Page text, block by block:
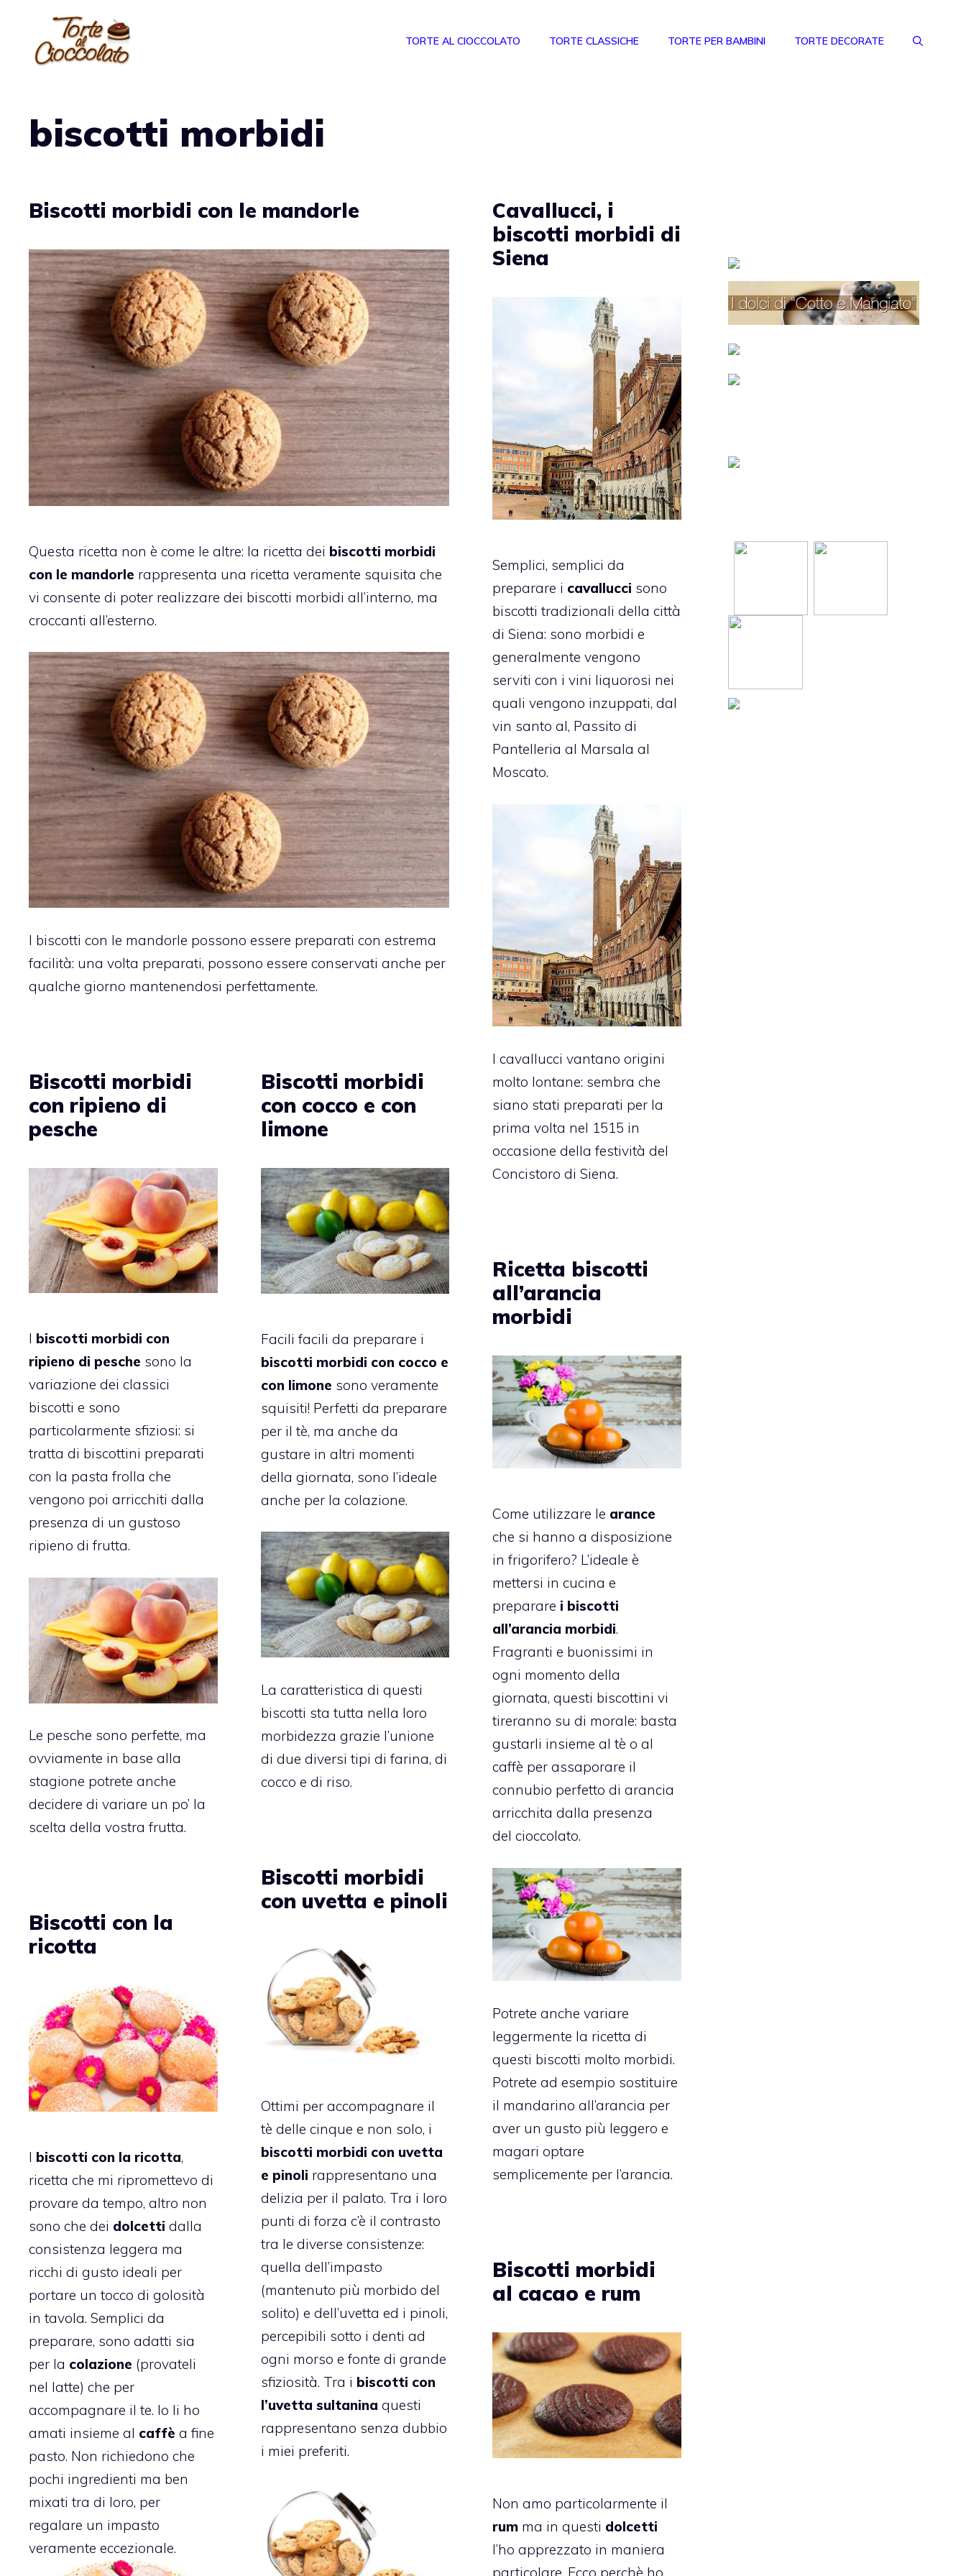
contenuto
TORTE AL CIOCCOLATO TORTE CLASSICHE TORTE PER BAMBINI TORTE DECORATE
biscotti morbidi
Biscotti morbidi con le mandorle
Questa ricetta non è come le altre: la ricetta dei biscotti morbidi
con le mandorle rappresenta una ricetta veramente squisita che
vi consente di poter realizzare dei biscotti morbidi all’interno, ma
croccanti all’esterno.
I biscotti con le mandorle possono essere preparati con estrema
facilità: una volta preparati, possono essere conservati anche per
qualche giorno mantenendosi perfettamente.
Cavallucci, i
biscotti morbidi di
Siena
Semplici, semplici da
preparare i cavallucci sono
biscotti tradizionali della città
di Siena: sono morbidi e
generalmente vengono
serviti con i vini liquorosi nei
quali vengono inzuppati, dal
vin santo al, Passito di
Pantelleria al Marsala al
Moscato.
I cavallucci vantano origini
molto lontane: sembra che
siano stati preparati per la
prima volta nel 1515 in
occasione della festività del
Concistoro di Siena.
Biscotti morbidi
con ripieno di
pesche
I biscotti morbidi con
ripieno di pesche sono la
variazione dei classici
biscotti e sono
particolarmente sfiziosi: si
tratta di biscottini preparati
con la pasta frolla che
vengono poi arricchiti dalla
presenza di un gustoso
ripieno di frutta.
Le pesche sono perfette, ma
ovviamente in base alla
stagione potrete anche
decidere di variare un po’ la
scelta della vostra frutta.
Biscotti morbidi
con cocco e con
limone
Facili facili da preparare i
biscotti morbidi con cocco e
con limone sono veramente
squisiti! Perfetti da preparare
per il tè, ma anche da
gustare in altri momenti
della giornata, sono l’ideale
anche per la colazione.
La caratteristica di questi
biscotti sta tutta nella loro
morbidezza grazie l’unione
di due diversi tipi di farina, di
cocco e di riso.
Ricetta biscotti
all’arancia
morbidi
Come utilizzare le arance
che si hanno a disposizione
in frigorifero? L’ideale è
mettersi in cucina e
preparare i biscotti
all’arancia morbidi.
Fragranti e buonissimi in
ogni momento della
giornata, questi biscottini vi
tireranno su di morale: basta
gustarli insieme al tè o al
caffè per assaporare il
connubio perfetto di arancia
arricchita dalla presenza
del cioccolato.
Potrete anche variare
leggermente la ricetta di
questi biscotti molto morbidi.
Potrete ad esempio sostituire
il mandarino all’arancia per
aver un gusto più leggero e
magari optare
semplicemente per l’arancia.
Biscotti morbidi
con uvetta e pinoli
Ottimi per accompagnare il
tè delle cinque e non solo, i
biscotti morbidi con uvetta
e pinoli rappresentano una
delizia per il palato. Tra i loro
punti di forza c’è il contrasto
tra le diverse consistenze:
quella dell’impasto
(mantenuto più morbido del
solito) e dell’uvetta ed i pinoli,
percepibili sotto i denti ad
ogni morso e fonte di grande
sfiziosità. Tra i biscotti con
l’uvetta sultanina questi
rappresentano senza dubbio
i miei preferiti.
Biscotti con la
ricotta
I biscotti con la ricotta,
ricetta che mi ripromettevo di
provare da tempo, altro non
sono che dei dolcetti dalla
consistenza leggera ma
ricchi di gusto ideali per
portare un tocco di golosità
in tavola. Semplici da
preparare, sono adatti sia
per la colazione (provateli
nel latte) che per
accompagnare il te. Io li ho
amati insieme al caffè a fine
pasto. Non richiedono che
pochi ingredienti ma ben
mixati tra di loro, per
regalare un impasto
veramente eccezionale.
Biscotti morbidi
al cacao e rum
Non amo particolarmente il
rum ma in questi dolcetti
l’ho apprezzato in maniera
particolare. Ecco perchè ho